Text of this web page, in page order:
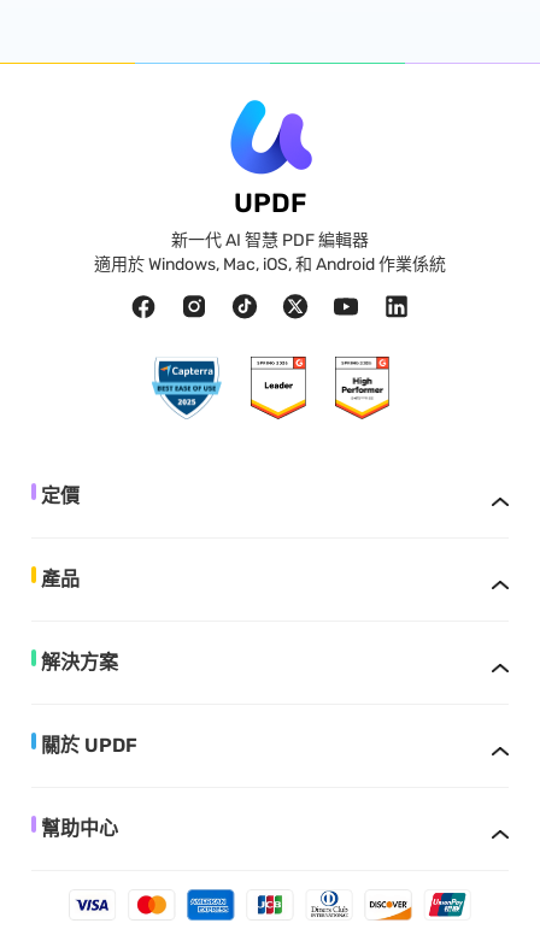
UPDF
新一代 AI 智慧 PDF 編輯器
適用於 Windows, Mac, iOS, 和 Android 作業係統
定價
產品
解決方案
關於 UPDF
幫助中心